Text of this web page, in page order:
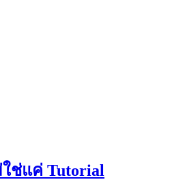
ช่แค่ Tutorial